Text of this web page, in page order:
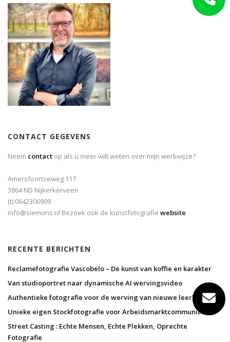
CONTACT GEGEVENS
Neem contact op als u meer wilt weten over mijn werkwijze?
Amersfoortseweg 117
3864 ND Nijkerkerveen
(t) 0642306909
info@siemons.nl Bezoek ook de kunstfotografie website
RECENTE BERICHTEN
Reclamefotografie Vascobelo – De kunst van koffie en karakter
Van studioportret naar dynamische AI wervingsvideo
Authentieke fotografie voor de werving van nieuwe leerlingen
Unieke eigen Stockfotografie voor Arbeidsmarktcommunicatie
Street Casting : Echte Mensen, Echte Plekken, Oprechte
Fotografie